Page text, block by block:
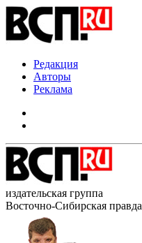
Редакция
Авторы
Реклама
издательская группа
Восточно-Сибирская правда